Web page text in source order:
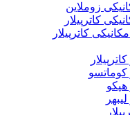
زوملاین
کاترپیلار
کاترپیلار
کوماتسو
هپکو